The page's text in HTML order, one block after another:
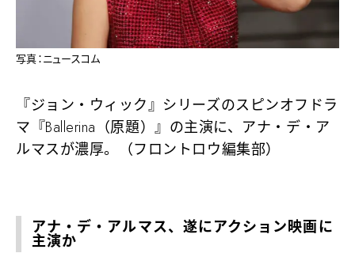
写真：ニュースコム
『ジョン・ウィック』シリーズのスピンオフドラ
マ『Ballerina（原題）』の主演に、アナ・デ・ア
ルマスが濃厚。（フロントロウ編集部）
アナ・デ・アルマス、遂にアクション映画に
主演か